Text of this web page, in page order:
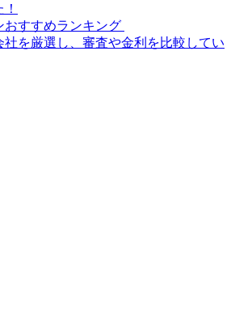
おすすめランキング
社を厳選し、審査や金利を比較してい